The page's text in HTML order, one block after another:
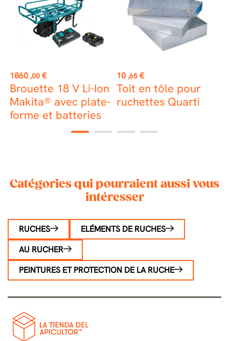
Prix
1860 ,00 €
Brouette 18 V Li-Ion
Makita® avec plate-
forme et batteries
Prix
10 ,65 €
Toit en tôle pour
ruchettes Quarti
1 2 3 4
Catégories qui pourraient aussi vous
intéresser
RUCHES
ELÉMENTS DE RUCHES
AU RUCHER
PEINTURES ET PROTECTION DE LA RUCHE